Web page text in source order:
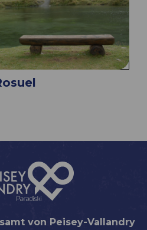
von Peisey-Vallandry